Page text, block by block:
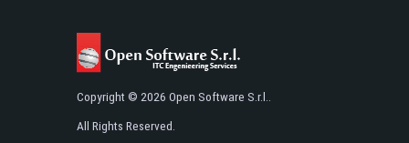
Copyright © 2026 Open Software S.r.l..
All Rights Reserved.